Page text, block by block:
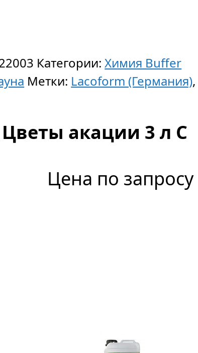
Категории:Химия Buffer
Метки: Lacoform (Германия),
акации 3 л C
Цена по запросу